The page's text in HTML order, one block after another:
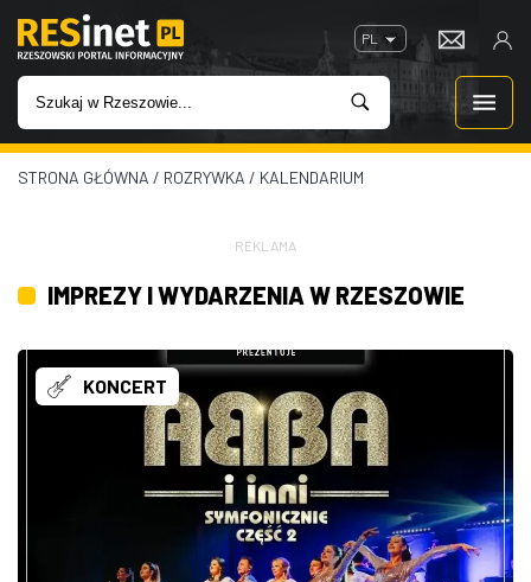
PL
WIADOMOŚCI
IMPREZY
ROZRYWKA
GASTRONOMIA
STRONA GŁÓWNA / ROZRYWKA / KALENDARIUM
REKLAMA
IMPREZY I WYDARZENIA W RZESZOWIE
KONCERT